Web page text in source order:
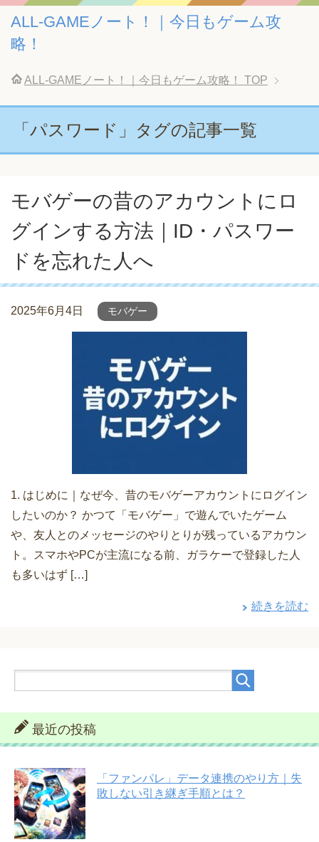
ALL-GAMEノート！｜今日もゲーム攻
略！
ALL-GAMEノート！｜今日もゲーム攻略！ TOP
「パスワード」タグの記事一覧
モバゲーの昔のアカウントにロ
グインする方法｜ID・パスワー
ドを忘れた人へ
2025年6月4日 モバゲー
1. はじめに｜なぜ今、昔のモバゲーアカウントにログイン
したいのか？ かつて「モバゲー」で遊んでいたゲーム
や、友人とのメッセージのやりとりが残っているアカウン
ト。スマホやPCが主流になる前、ガラケーで登録した人
も多いはず […]
続きを読む
最近の投稿
「ファンパレ」データ連携のやり方｜失
敗しない引き継ぎ手順とは？